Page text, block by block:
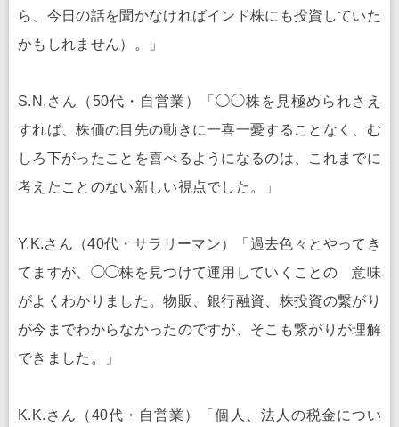
ら、今日の話を聞かなければインド株にも投資していた
かもしれません）。」
S.N.さん（50代・自営業）「◯◯株を見極められさえ
すれば、株価の目先の動きに一喜一憂することなく、む
しろ下がったことを喜べるようになるのは、これまでに
考えたことのない新しい視点でした。」
Y.K.さん（40代・サラリーマン）「過去色々とやってき
てますが、◯◯株を見つけて運用していくことの 意味
がよくわかりました。物販、銀行融資、株投資の繋がり
が今までわからなかったのですが、そこも繋がりが理解
できました。」
K.K.さん（40代・自営業）「個人、法人の税金につい